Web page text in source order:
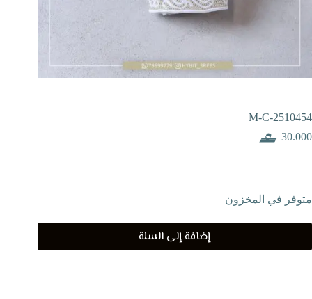
M-C-2510454
30.000
متوفر في المخزون
إضافة إلى السلة